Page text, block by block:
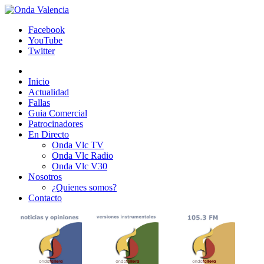
Facebook
YouTube
Twitter
Inicio
Actualidad
Fallas
Guia Comercial
Patrocinadores
En Directo
Onda Vlc TV
Onda Vlc Radio
Onda Vlc V30
Nosotros
¿Quienes somos?
Contacto